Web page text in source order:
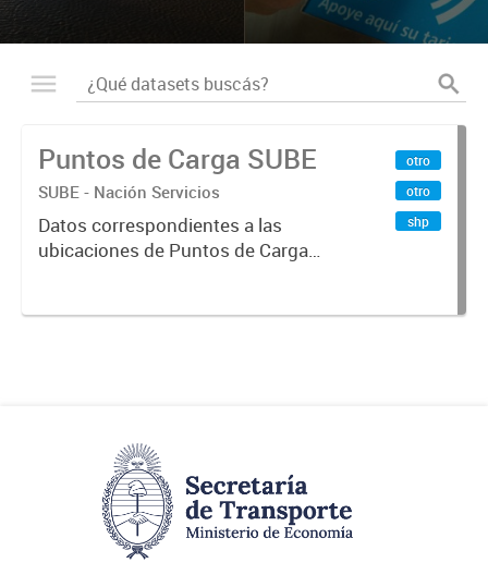
Puntos de Carga SUBE
SUBE - Nación Servicios
Datos correspondientes a las
ubicaciones de Puntos de Carga
otro
otro
shp